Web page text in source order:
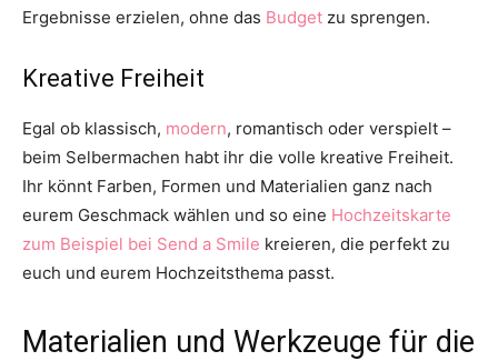
Ergebnisse erzielen, ohne das Budget zu sprengen.
Kreative Freiheit
Egal ob klassisch, modern, romantisch oder verspielt –
beim Selbermachen habt ihr die volle kreative Freiheit.
Ihr könnt Farben, Formen und Materialien ganz nach
eurem Geschmack wählen und so eine Hochzeitskarte
zum Beispiel bei Send a Smile kreieren, die perfekt zu
euch und eurem Hochzeitsthema passt.
Materialien und Werkzeuge für die